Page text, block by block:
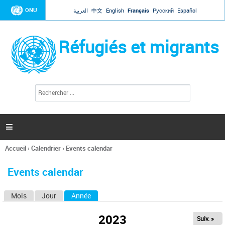
Jump to navigation
ONU العربية 中文 English Français Русский Español
Réfugiés et migrants
l
c
h
e

Vous
ici
Accueil›Calendrier› Events calendar
Events calendar
Mois Jour Année
2023 Suiv. »